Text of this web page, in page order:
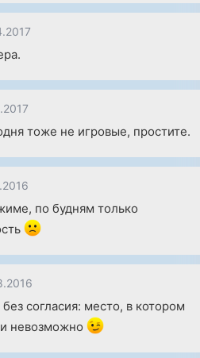
тоже не игровые, простите.
по будням только
согласия: место, в котором
невозможно